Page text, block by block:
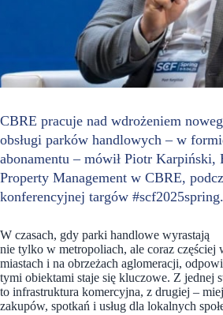
CBRE pracuje nad wdrożeniem
obsługi parków handlowych – w
abonamentu – mówił Piotr Karpiński,
Property Management w CBRE,
konferencyjnej targów #scf2025spring.
W czasach, gdy parki handlowe wyrastają
nie tylko w metropoliach, ale coraz częściej
miastach i na obrzeżach aglomeracji,
tymi obiektami staje się kluczowe. Z jednej
to infrastruktura komercyjna, z drugiej –
zakupów, spotkań i usług dla lokalnych